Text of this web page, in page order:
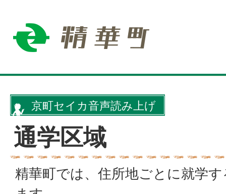
京町セイカ音声読み上げ
通学区域
精華町では、住所地ごとに就学